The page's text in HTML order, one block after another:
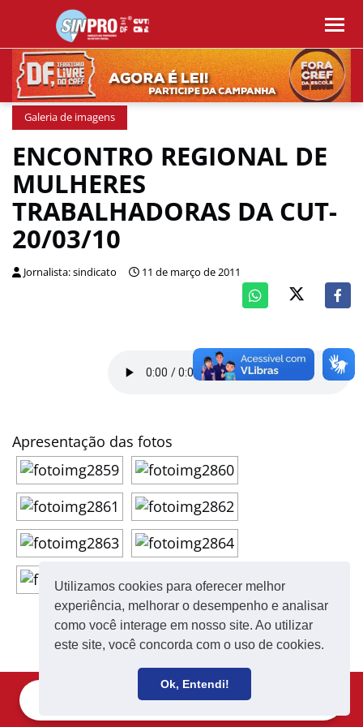
Utilizamos cookies para oferecer melhor
experiência, melhorar o desempenho e analisar
como você interage em nosso site. Ao utilizar
este site, você concorda com o uso de cookies.
Ok, Entendi!
Galeria de imagens
ENCONTRO REGIONAL DE
MULHERES
TRABALHADORAS DA CUT-
20/03/10
Jornalista: sindicato 11 de março de 2011
Apresentação das fotos
Receba notícias